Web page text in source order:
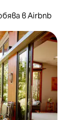
в Airbnb